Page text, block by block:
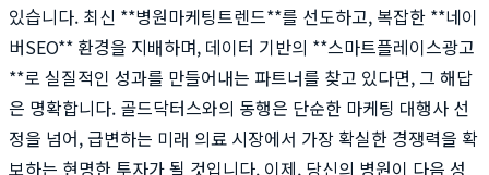
있습니다. 최신 **병원마케팅트렌드**를 선도하고, 복잡한 **네이
버SEO** 환경을 지배하며, 데이터 기반의 **스마트플레이스광고
**로 실질적인 성과를 만들어내는 파트너를 찾고 있다면, 그 해답
은 명확합니다. 골드닥터스와의 동행은 단순한 마케팅 대행사 선
정을 넘어, 급변하는 미래 의료 시장에서 가장 확실한 경쟁력을 확
보하는 현명한 투자가 될 것입니다. 이제, 당신의 병원이 다음 성